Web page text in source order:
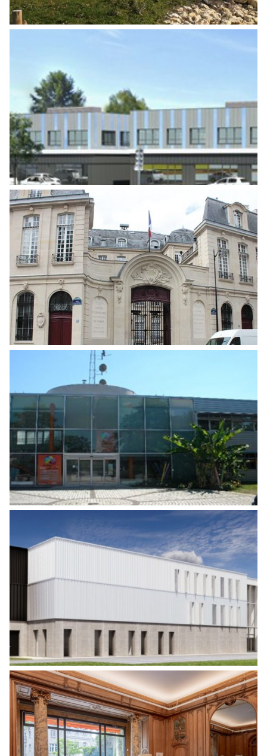
CONSTRUCTION DE 3 BÂTIMENTS
TERTIAIRES ET ACTIVITÉS
RÉNOVATION DU SSI DU BÂTIMENT
“HÔTEL THOINARD” DU SIÈGE
HISTORIQUE CAISSE D’EPARGNE
Energies,Monuments historiques & patrimoine
remarquable
AUDIT ÉNERGÉTIQUES DE BÂTIMENTS
2ÈME TRANCHE 53 BÂTIMENTS
Tertiaire
CONSTRUCTION D’UN BÂTIMENT
INDUSTRIEL ET TERTIAIRE
AMÉNAGEMENT D’UN ANCIEN HÔTEL
PARTICULIER